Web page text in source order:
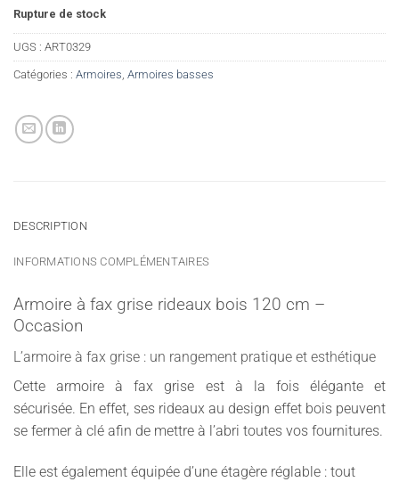
Rupture de stock
UGS : ART0329
Catégories : Armoires, Armoires basses
DESCRIPTION
INFORMATIONS COMPLÉMENTAIRES
Armoire à fax grise rideaux bois 120 cm –
Occasion
L’armoire à fax grise : un rangement pratique et esthétique
Cette armoire à fax grise est à la fois élégante et
sécurisée. En effet, ses rideaux au design effet bois peuvent
se fermer à clé afin de mettre à l’abri toutes vos fournitures.
Elle est également équipée d’une étagère réglable : tout